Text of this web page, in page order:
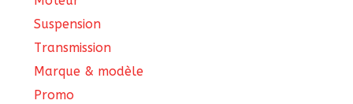
Suspension
Transmission
Marque & modèle
Promo